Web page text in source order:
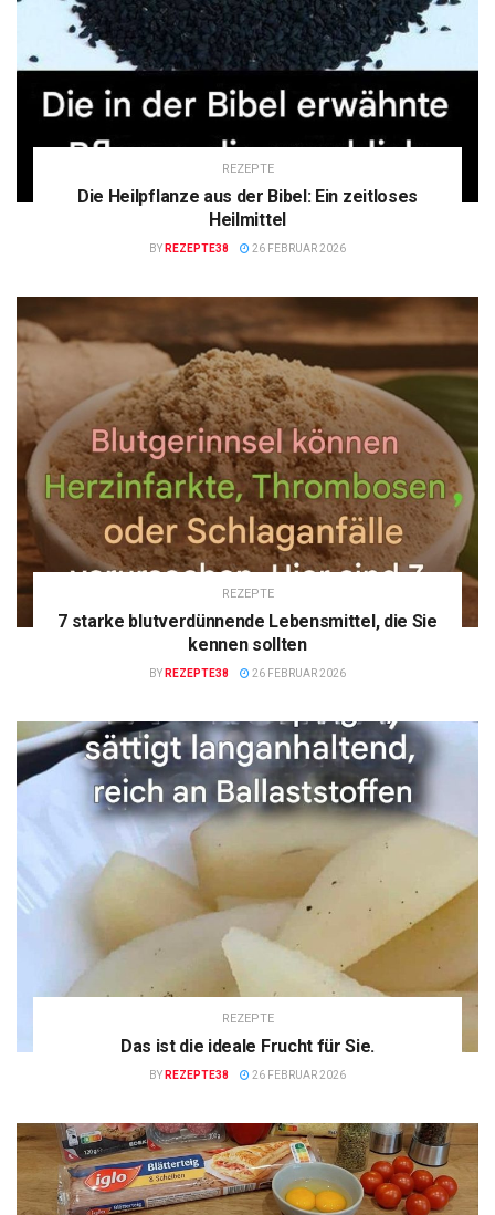
REZEPTE
Die Heilpflanze aus der Bibel: Ein zeitloses
Heilmittel
BY REZEPTE38 26 FEBRUAR 2026
REZEPTE
7 starke blutverdünnende Lebensmittel, die Sie
kennen sollten
BY REZEPTE38 26 FEBRUAR 2026
REZEPTE
Das ist die ideale Frucht für Sie.
BY REZEPTE38 26 FEBRUAR 2026